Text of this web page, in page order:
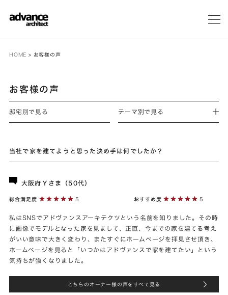
メ
HOME > お客様の声
お客様の声
邸宅別で見る テーマ別で見る
当社で家を建てようと思った決め手は何でしたか？
大阪府Ｙさま（50代）
総合満足度 5 おすすめ度 5
私はSNSでアドヴァンスアーキテクツという名前を知りました。その時
に画像でモデルとなった家を見まして、正直、今までの家を建てる考え
がいい意味で大きく変わり、またすぐにホームページを拝見させ頂き、
ホームページを見ると「いつかはアドヴァンスで家を建てたい」という
気持ちが強くなりました。
こちらのオーナー様の声をすべて見る